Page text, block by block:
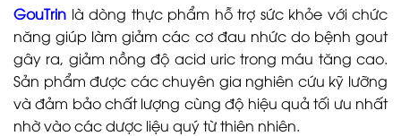
GouTrin là dòng thực phẩm hỗ trợ sức khỏe với chức
năng giúp làm giảm các cơ đau nhức do bệnh gout
gây ra, giảm nồng độ acid uric trong máu tăng cao.
Sản phẩm được các chuyên gia nghiên cứu kỹ lưỡng
và đảm bảo chất lượng cùng độ hiệu quả tối ưu nhất
nhờ vào các dược liệu quý từ thiên nhiên.